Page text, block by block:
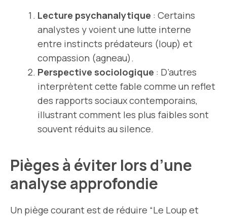
Lecture psychanalytique : Certains
analystes y voient une lutte interne
entre instincts prédateurs (loup) et
compassion (agneau).
Perspective sociologique : D’autres
interprètent cette fable comme un reflet
des rapports sociaux contemporains,
illustrant comment les plus faibles sont
souvent réduits au silence.
Pièges à éviter lors d’une
analyse approfondie
Un piège courant est de réduire “Le Loup et